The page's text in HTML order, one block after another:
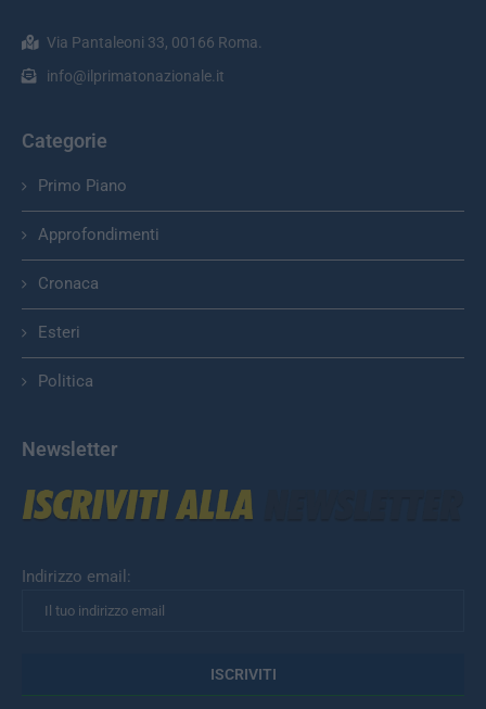
Via Pantaleoni 33, 00166 Roma.
info@ilprimatonazionale.it
Categorie
Primo Piano
Approfondimenti
Cronaca
Esteri
Politica
Newsletter
Indirizzo email: